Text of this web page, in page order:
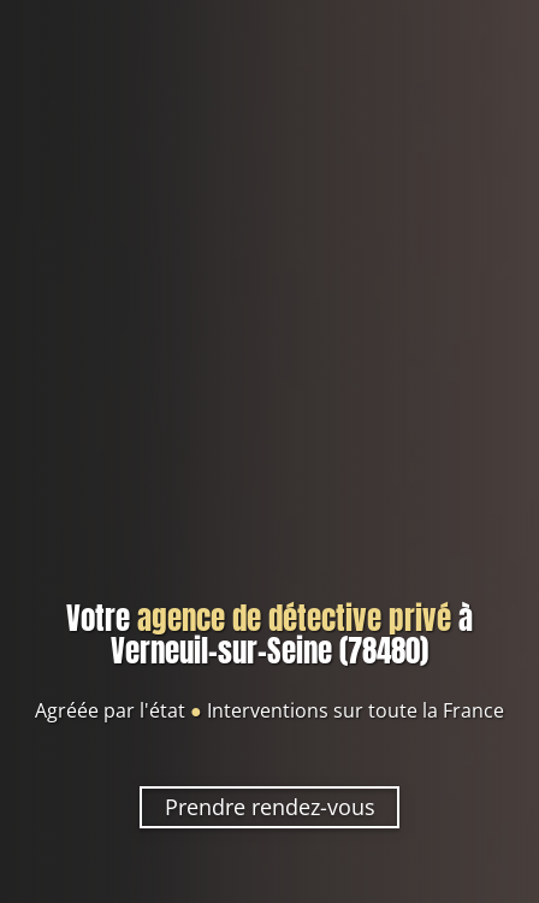
Votreagence de détective privéà
Verneuil-sur-Seine (78480)
Agréée par l'état ● Interventions sur toute la France
Prendre rendez-vous